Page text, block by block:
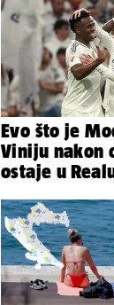
Evo što je
Viniju nakon
ostaje u